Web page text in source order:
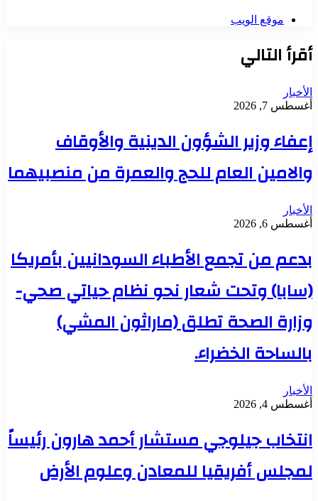
موقع الويب
أقرأ التالي
الأخبار
أغسطس 7, 2026
إعفاء وزير الشؤون الدينية والأوقاف
والامين العام للحج والعمرة من منصبيهما
الأخبار
أغسطس 6, 2026
بدعم من تجمع الأطباء السودانيين بأمريكا
(سابا) وتحت شعار نحو نظام حياتي صحي-
وزارة الصحة تطلق (ماراثون المشي)
بالساحة الخضراء.
الأخبار
أغسطس 4, 2026
انتخاب جيلوجي مستشار أحمد هارون رئيساً
لمجلس أفريقيا للمعادن وعلوم الأرض